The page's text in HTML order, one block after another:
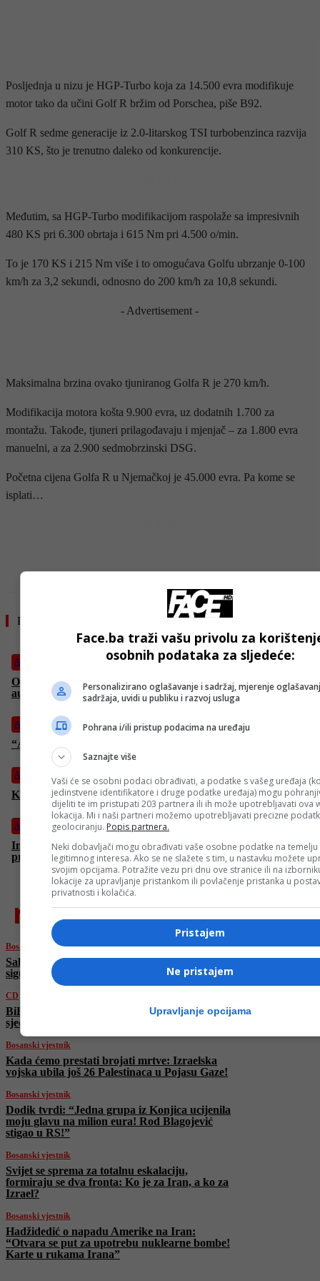
Posljednja u nizu je HGP-Turbo koja za 14.500 evra modifikuje
motor tako da učini Golf R bržim od Porschea, piše B92.
Golf R sedme generacije iz 2.0-litarskog TSI turbobenzinca razvija
310 KS, što je trenutno daleko od konkurencije.
Međutim, sa HGP-Turbo modifikacijom raspolaže sa impresivnih
480 KS pri 6.300 obrtaja i 615 Nm pri 4.500 o/min.
To je 170 KS i 215 Nm više i to omogućava Golfu ubrzanje 0-100
km/h za 3,2 sekundi, odnosno do 200 km/h za 10,8 sekundi.
- Advertisement -
Maksimalna brzina ovako tjuniranog Golfa R je 270 km/h.
Modifikacija motora košta 9.900 evra, uz dodatnih 1.700 za
montažu. Takođe, tjuneri prilagođavaju i mjenjač – za 1.800 evra
manuelni, a za 2.900 sedmobrzinski DSG.
Početna cijena Golfa R u Njemačkoj je 45.000 evra. Pa kome se
isplati…
Pročitajte još
Auto
Obratite pažnju: Mehaničar upozorio šta je “smrt” za vaš
automobil
Auto
“Adidas” ulazi u Formulu 1, poznato koga će sponzorisati
Auto
Kako izračunati koliko vam je još goriva ostalo “na rezervi”?
Auto
Industrija u krizi: Proizvođač Mercedesovih trokrakih zvijezda
proglasio bankrot
najnovije
Bosanski vjestnik
Salihović: “Sigurno je da ništa od ovoga nije
sigurno”
CD
BiH odbranila titulu u Zlatnoj ligi nacija u
sjedećoj odbojci!
Bosanski vjestnik
Kada ćemo prestati brojati mrtve: Izraelska
vojska ubila još 26 Palestinaca u Pojasu Gaze!
Bosanski vjestnik
Dodik tvrdi: “Jedna grupa iz Konjica ucijenila
moju glavu na milion eura! Rod Blagojević
stigao u RS!”
Bosanski vjestnik
Svijet se sprema za totalnu eskalaciju,
formiraju se dva fronta: Ko je za Iran, a ko za
Izrael?
Bosanski vjestnik
Hadžidedić o napadu Amerike na Iran:
“Otvara se put za upotrebu nuklearne bombe!
Karte u rukama Irana”
Face.ba traži vašu privolu za
osobnih podataka za sljedeće:
Personalizirano oglašavanje i sadržaj, mjerenje
sadržaja, uvidi u publiku i razvoj usluga
Pohrana i/ili pristup podacima na uređaju
Saznajte više
Vaši će se osobni podaci obrađivati, a podatke s vašeg uređaja
jedinstvene identifikatore i druge podatke uređaja) mogu
dijeliti te im pristupati 203 partnera ili ih može upotrebljavati ova
lokacija. Mi i naši partneri možemo upotrebljavati precizne
geolociranju. Popis partnera.
Neki dobavljači mogu obrađivati vaše osobne podatke na temelju
legitimnog interesa. Ako se ne slažete s tim, u nastavku možete
svojim opcijama. Potražite vezu pri dnu ove stranice ili na
lokacije za upravljanje pristankom ili povlačenje pristanka u
privatnosti i kolačića.
Pristajem
Ne pristajem
Upravljanje opcijama